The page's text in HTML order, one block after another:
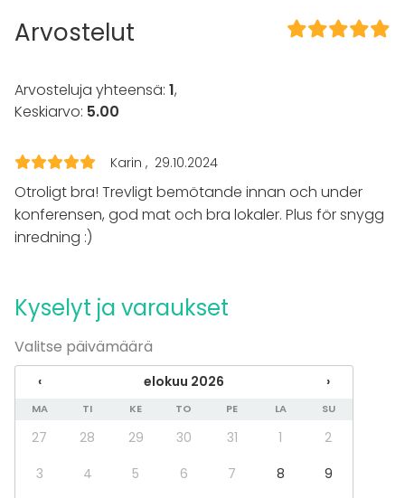
Kalusto
Muistiinpanovälineet
Juhlat
Häät
Illallinen / lounas
Kokous
Seminaari / konferenssi
Company Party
Team building / Recreation
Tilatyypit
Hotelli
Conference space
Lisätietoa palveluista ja puitteista
Arvostelut
Arvosteluja yhteensä: 1,
Keskiarvo: 5.00
Karin 29.10.2024
Otroligt bra! Trevligt bemötande innan och under
konferensen, god mat och bra lokaler. Plus för snygg
inredning :)
Kyselyt ja varaukset
Valitse päivämäärä
‹ elokuu 2026 ›
MA TI KE TO PE LA SU
27 28 29 30 31 1
2
3
4 5 6 7 8
9